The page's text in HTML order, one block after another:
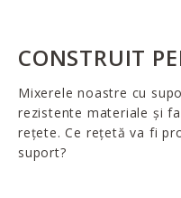
CONSTRUIT
Mixerele noastre cu
rezistente materiale și
rețete. Ce rețetă va fi
suport?